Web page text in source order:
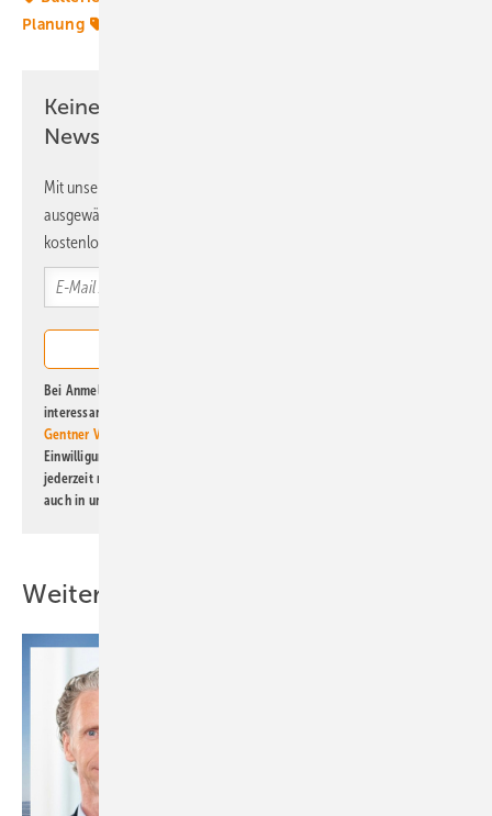
Planung
Keine Zeit? Kein Problem mit dem ERE
Newsletter!
Mit unserem Newsletter erhalten Sie regelmäßig von uns
ausgewählte Informationen und Neuigkeiten, gebündelt und
kostenlos direkt ins Postfach.
Bei Anmeldung zu diesem Newsletter bin ich damit einverstanden, über
interessante Verlags- und Online-Angebote
Gentner Verlag GmbH & Co. KG
Einwilligung kann ich jederzeit widerrufen und eine Abmeldung ist
jederzeit möglich. Informationen zum Umgang mit Daten finden Sie
auch in unserer
Weitere Inhalte